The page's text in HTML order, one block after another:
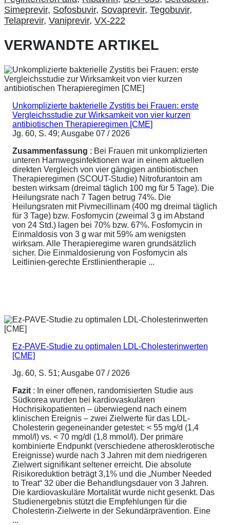
Simeprevir, Sofosbuvir, Sovaprevir, Tegobuvir,
Telaprevir, Vaniprevir, VX-222
VERWANDTE ARTIKEL
Unkomplizierte bakterielle Zystitis bei Frauen: erste
Vergleichsstudie zur Wirksamkeit von vier kurzen
antibiotischen Therapieregimen [CME]
Jg. 60, S. 49; Ausgabe 07 / 2026
Zusammenfassung : Bei Frauen mit unkomplizierten
unteren Harnwegsinfektionen war in einem aktuellen
direkten Vergleich von vier gängigen antibiotischen
Therapieregimen (SCOUT-Studie) Nitrofurantoin am
besten wirksam (dreimal täglich 100 mg für 5 Tage). Die
Heilungsrate nach 7 Tagen betrug 74%. Die
Heilungsraten mit Pivmecillinam (400 mg dreimal täglich
für 3 Tage) bzw. Fosfomycin (zweimal 3 g im Abstand
von 24 Std.) lagen bei 70% bzw. 67%. Fosfomycin in
Einmaldosis von 3 g war mit 59% am wenigsten
wirksam. Alle Therapieregime waren grundsätzlich
sicher. Die Einmaldosierung von Fosfomycin als
Leitlinien-gerechte Erstlinientherapie ...
Ez-PAVE-Studie zu optimalen LDL-Cholesterinwerten
[CME]
Jg. 60, S. 51; Ausgabe 07 / 2026
Fazit : In einer offenen, randomisierten Studie aus
Südkorea wurden bei kardiovaskulären
Hochrisikopatienten – überwiegend nach einem
klinischen Ereignis – zwei Zielwerte für das LDL-
Cholesterin gegeneinander getestet: < 55 mg/d (1,4
mmol/l) vs. < 70 mg/dl (1,8 mmol/l). Der primäre
kombinierte Endpunkt (verschiedene atherosklerotische
Ereignisse) wurde nach 3 Jahren mit dem niedrigeren
Zielwert signifikant seltener erreicht. Die absolute
Risikoreduktion beträgt 3,1% und die „Number Needed
to Treat“ 32 über die Behandlungsdauer von 3 Jahren.
Die kardiovaskuläre Mortalität wurde nicht gesenkt. Das
Studienergebnis stützt die Empfehlungen für die
Cholesterin-Zielwerte in der Sekundärprävention. Eine
...